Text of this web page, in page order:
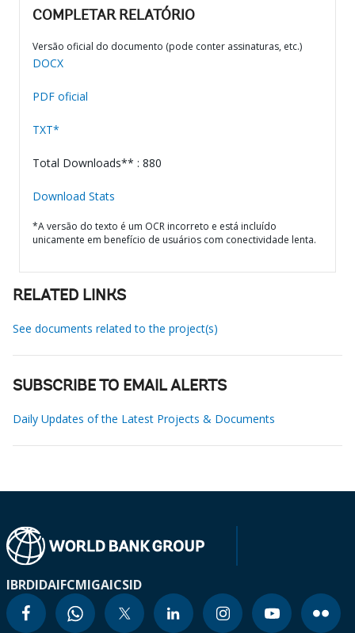
COMPLETAR RELATÓRIO
Versão oficial do documento (pode conter assinaturas, etc.)
DOCX
PDF oficial
TXT*
Total Downloads** : 880
Download Stats
*A versão do texto é um OCR incorreto e está incluído
unicamente em benefício de usuários com conectividade lenta.
RELATED LINKS
See documents related to the project(s)
SUBSCRIBE TO EMAIL ALERTS
Daily Updates of the Latest Projects & Documents
IBRDIDAIFCMIGAICSID